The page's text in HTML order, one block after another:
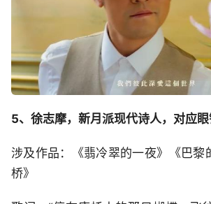
5、徐志摩，新月派现代诗人，对应
涉及作品：《翡冷翠的一夜》《巴黎
桥》